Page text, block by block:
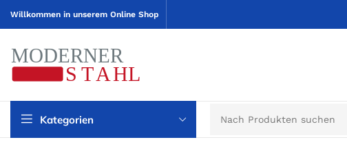
Willkommen in unserem Online Shop
Kategorien